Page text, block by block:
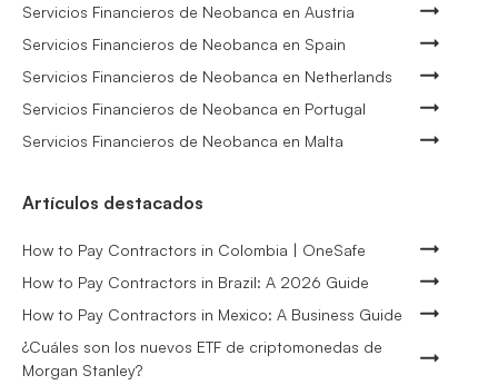
Servicios Financieros de Neobanca en Austria
Servicios Financieros de Neobanca en Spain
Servicios Financieros de Neobanca en Netherlands
Servicios Financieros de Neobanca en Portugal
Servicios Financieros de Neobanca en Malta
Artículos destacados
How to Pay Contractors in Colombia | OneSafe
How to Pay Contractors in Brazil: A 2026 Guide
How to Pay Contractors in Mexico: A Business Guide
¿Cuáles son los nuevos ETF de criptomonedas de
Morgan Stanley?